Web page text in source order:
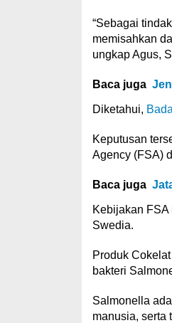
“Sebagai
memisahkan
ungkap Agus,
Baca juga
Diketahui,
Keputusan
Agency (FSA)
Baca juga
Kebijakan
Swedia.
Produk
bakteri
Salmonella
manusia, serta